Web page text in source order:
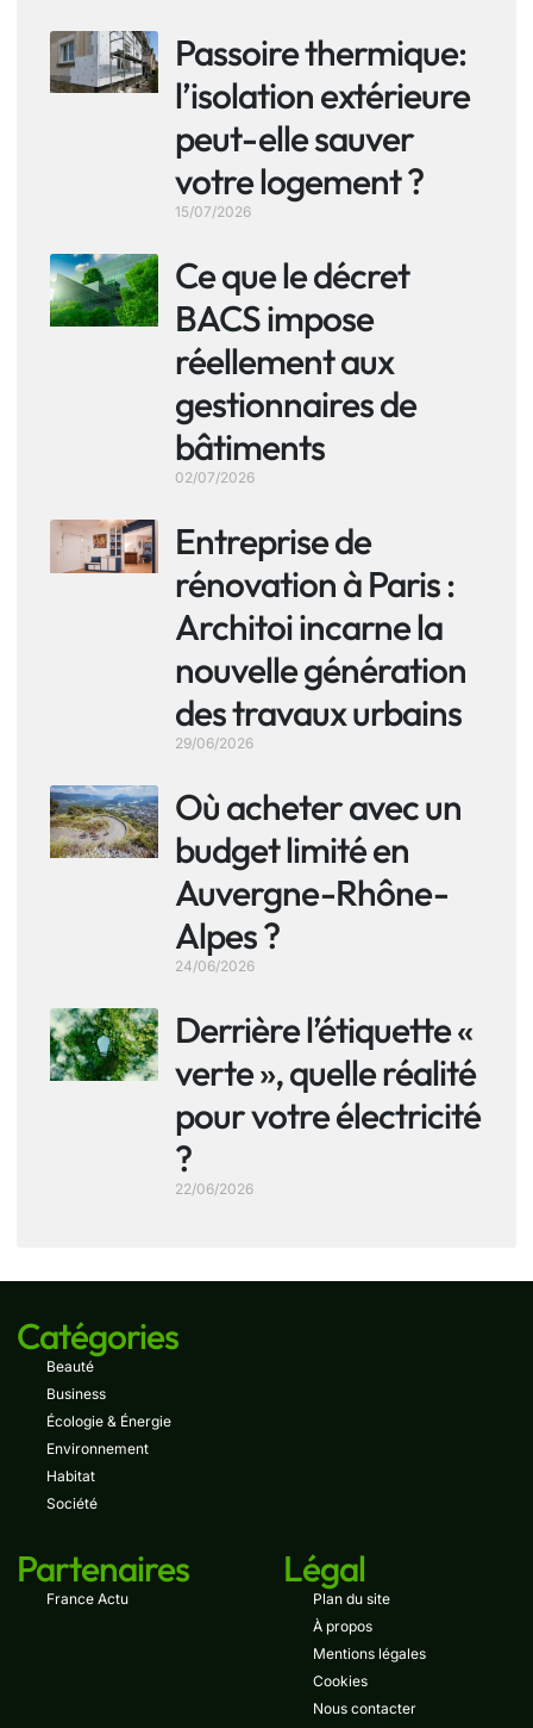
Passoire thermique:
l’isolation extérieure
peut-elle sauver
votre logement ?
15/07/2026
Ce que le décret
BACS impose
réellement aux
gestionnaires de
bâtiments
02/07/2026
Entreprise de
rénovation à Paris :
Architoi incarne la
nouvelle génération
des travaux urbains
29/06/2026
Où acheter avec un
budget limité en
Auvergne-Rhône-
Alpes ?
24/06/2026
Derrière l’étiquette «
verte », quelle réalité
pour votre électricité
?
22/06/2026
Catégories
Beauté
Business
Écologie & Énergie
Environnement
Habitat
Société
Partenaires
France Actu
Légal
Plan du site
À propos
Mentions légales
Cookies
Nous contacter